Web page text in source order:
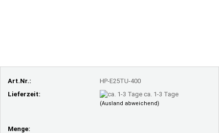
Art.Nr.:
HP-E25TU-400
Lieferzeit:
ca. 1-3 Tage
(Ausland abweichend)
Menge: